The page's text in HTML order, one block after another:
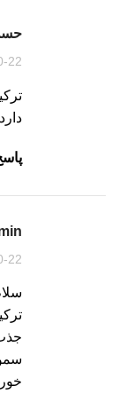
2025-
2025-